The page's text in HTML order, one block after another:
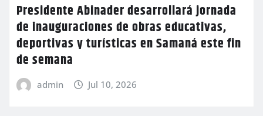
Presidente Abinader desarrollará jornada
de inauguraciones de obras educativas,
deportivas y turísticas en Samaná este fin
de semana
admin Jul 10, 2026